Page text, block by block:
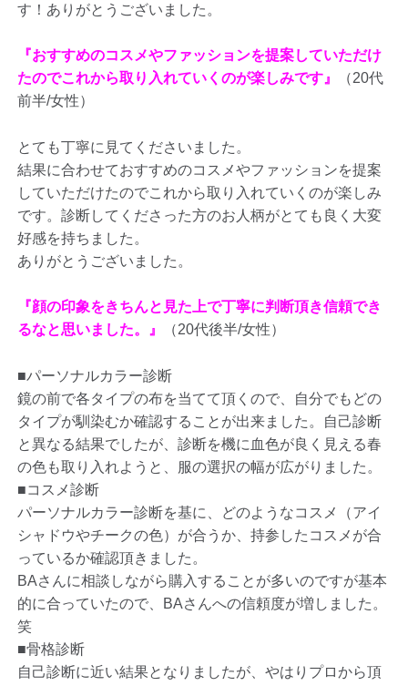
す！ありがとうございました。
『おすすめのコスメやファッションを提案していただけ
たのでこれから取り入れていくのが楽しみです』
（20代
前半/女性）
とても丁寧に見てくださいました。
結果に合わせておすすめのコスメやファッションを提案
していただけたのでこれから取り入れていくのが楽しみ
です。診断してくださった方のお人柄がとても良く大変
好感を持ちました。
ありがとうございました。
『顔の印象をきちんと見た上で丁寧に判断頂き信頼でき
るなと思いました。』
（20代後半/女性）
■パーソナルカラー診断
鏡の前で各タイプの布を当てて頂くので、自分でもどの
タイプが馴染むか確認することが出来ました。自己診断
と異なる結果でしたが、診断を機に血色が良く見える春
の色も取り入れようと、服の選択の幅が広がりました。
■コスメ診断
パーソナルカラー診断を基に、どのようなコスメ（アイ
シャドウやチークの色）が合うか、持参したコスメが合
っているか確認頂きました。
BAさんに相談しながら購入することが多いのですが基本
的に合っていたので、BAさんへの信頼度が増しました。
笑
■骨格診断
自己診断に近い結果となりましたが、やはりプロから頂